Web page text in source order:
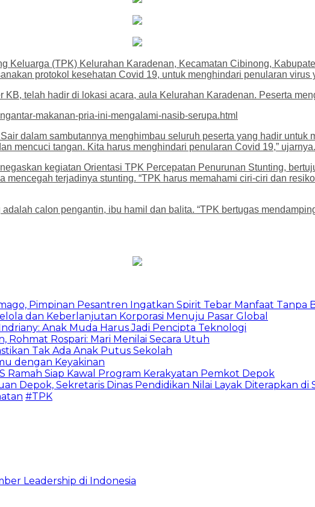
Keluarga (TPK) Kelurahan Karadenan, Kecamatan Cibinong,
protokol kesehatan Covid 19, untuk menghindari penularan
telah hadir di lokasi acara, aula Kelurahan Karadenan. Peserta
makanan-pria-ini-mengalami-nasib-serupa.html
dalam sambutannya menghimbau seluruh peserta yang hadir untuk
mencuci tangan. Kita harus menghindari penularan Covid 19,” ujarnya.
kegiatan Orientasi TPK Percepatan Penurunan Stunting,
terjadinya stunting. “TPK harus memahami ciri-ciri dan
calon pengantin, ibu hamil dan balita. “TPK bertugas
Pimpinan Pesantren Ingatkan Spirit Tebar Manfaat Tanpa
dan Keberlanjutan Korporasi Menuju Pasar Global
Anak Muda Harus Jadi Pencipta Teknologi
Rohmat Rospari: Mari Menilai Secara Utuh
Tak Ada Anak Putus Sekolah
dengan Keyakinan
Ramah Siap Kawal Program Kerakyatan Pemkot Depok
Depok, Sekretaris Dinas Pendidikan Nilai Layak Diterapkan di
#TPK
Leadership di Indonesia